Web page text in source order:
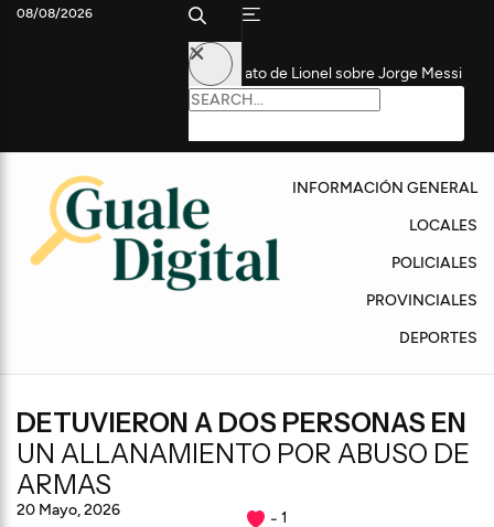
todo”: el relato de Lionel sobre Jorge Messi La
08/08/2026
INFORMACIÓN GENERAL
LOCALES
POLICIALES
PROVINCIALES
DEPORTES
DETUVIERON A DOS PERSONAS EN
UN ALLANAMIENTO POR ABUSO DE
ARMAS
20 Mayo, 2026 1